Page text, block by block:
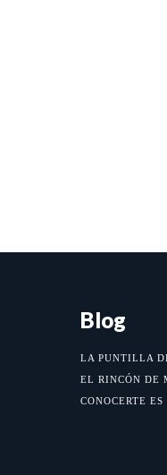
Blog
LA PUNTILLA
EL RINCÓN DE
CONOCERTE